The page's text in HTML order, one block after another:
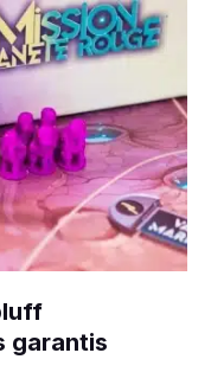
garantis